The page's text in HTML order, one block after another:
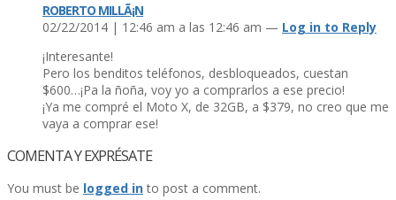
ROBERTO MILLÃ¡N
02/22/2014 | 12:46 am a las 12:46 am — Log in to Reply
¡Interesante!
Pero los benditos teléfonos, desbloqueados, cuestan
$600…¡Pa la ñoña, voy yo a comprarlos a ese precio!
¡Ya me compré el Moto X, de 32GB, a $379, no creo que me
vaya a comprar ese!
COMENTA Y EXPRÉSATE
You must be logged into post a comment.